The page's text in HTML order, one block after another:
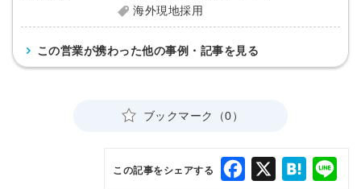
海外現地採用
この営業が携わった他の事例・記事を見る
ブックマーク（0）
この記事をシェアする Facebook Hatena